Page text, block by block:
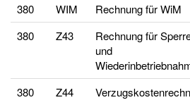
380 WIM Rechnung für WiM
380
Z43
Rechnung für
und
380 Z44